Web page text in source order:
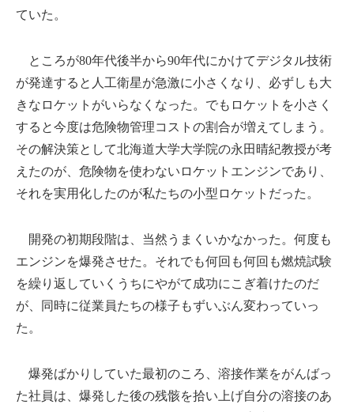
ていた。
ところが80年代後半から90年代にかけてデジタル技術
が発達すると人工衛星が急激に小さくなり、必ずしも大
きなロケットがいらなくなった。でもロケットを小さく
すると今度は危険物管理コストの割合が増えてしまう。
その解決策として北海道大学大学院の永田晴紀教授が考
えたのが、危険物を使わないロケットエンジンであり、
それを実用化したのが私たちの小型ロケットだった。
開発の初期段階は、当然うまくいかなかった。何度も
エンジンを爆発させた。それでも何回も何回も燃焼試験
を繰り返していくうちにやがて成功にこぎ着けたのだ
が、同時に従業員たちの様子もずいぶん変わっていっ
た。
爆発ばかりしていた最初のころ、溶接作業をがんばっ
た社員は、爆発した後の残骸を拾い上げ自分の溶接のあ